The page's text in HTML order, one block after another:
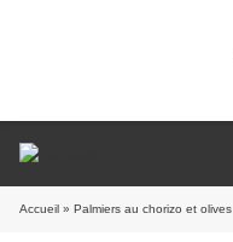
Accueil » Palmiers au chorizo et olives